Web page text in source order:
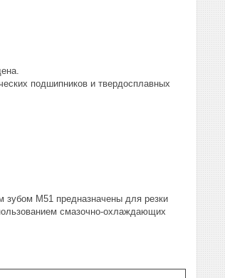
подшипников и твердосплавных
М51 предназначены для резки
смазочно-охлаждающих